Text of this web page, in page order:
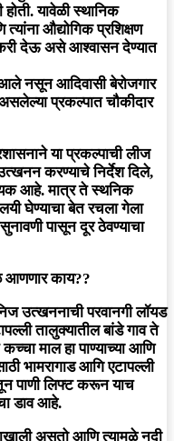
यावेळी स्थानिक
औद्योगिक प्रशिक्षण
देऊ असे आश्वासन देण्यात
आले नसून आदिवासी बेरोजगार
प्रकल्पात चौकीदार
या प्रकल्पाची लीज
करण्याचे निर्देश दिले,
आहे. मात्र ते स्थनिक
घेण्याचा बेत रचला गेला
पासून दूर ठेवण्याचा
आणणार काय??
उत्खननाची परवानगी लॉयड
तालुक्यातील बांडे गाव ते
माल हा पाण्याच्या आणि
भामरागाड आगि एटापल्ली
पाणी लिफ्ट करून याच
डाव आहे.
असतो आणि त्यामुळे नदी